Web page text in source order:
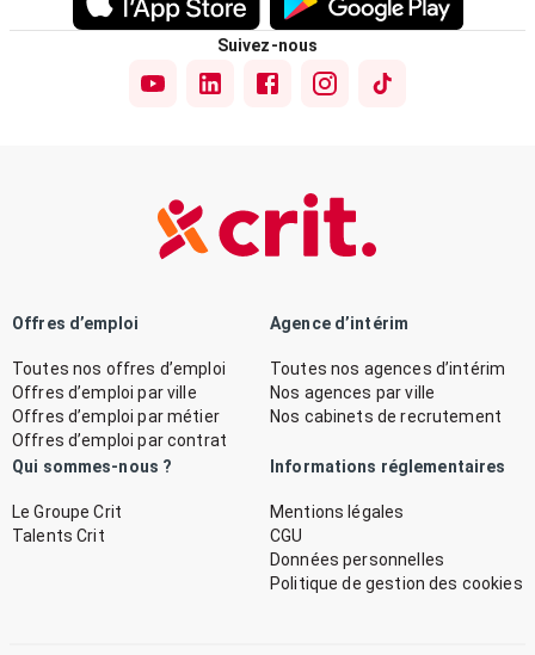
Suivez-nous
Offres d’emploi
Toutes nos offres d’emploi
Offres d’emploi par ville
Offres d’emploi par métier
Offres d’emploi par contrat
Agence d’intérim
Toutes nos agences d’intérim
Nos agences par ville
Nos cabinets de recrutement
Qui sommes-nous ?
Le Groupe Crit
Talents Crit
Informations réglementaires
Mentions légales
CGU
Données personnelles
Politique de gestion des cookies